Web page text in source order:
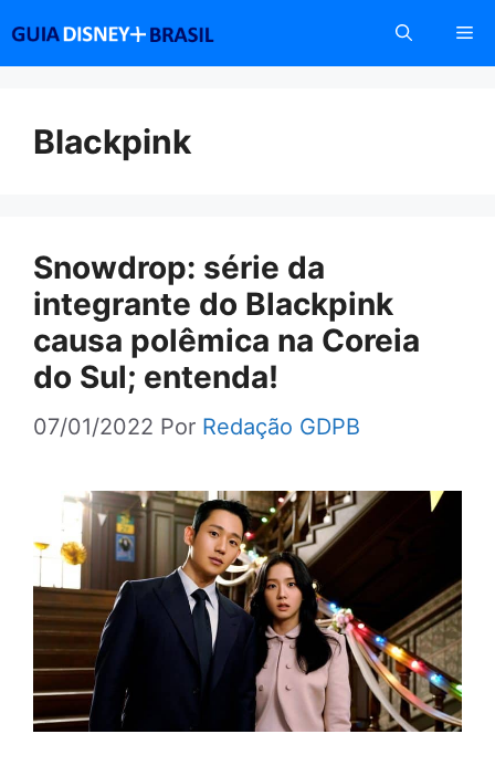
conteúdo
Blackpink
Snowdrop: série da
integrante do Blackpink
causa polêmica na Coreia
do Sul; entenda!
07/01/2022 Por Redação GDPB